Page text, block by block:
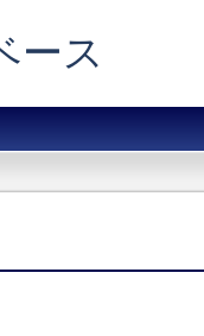
ース